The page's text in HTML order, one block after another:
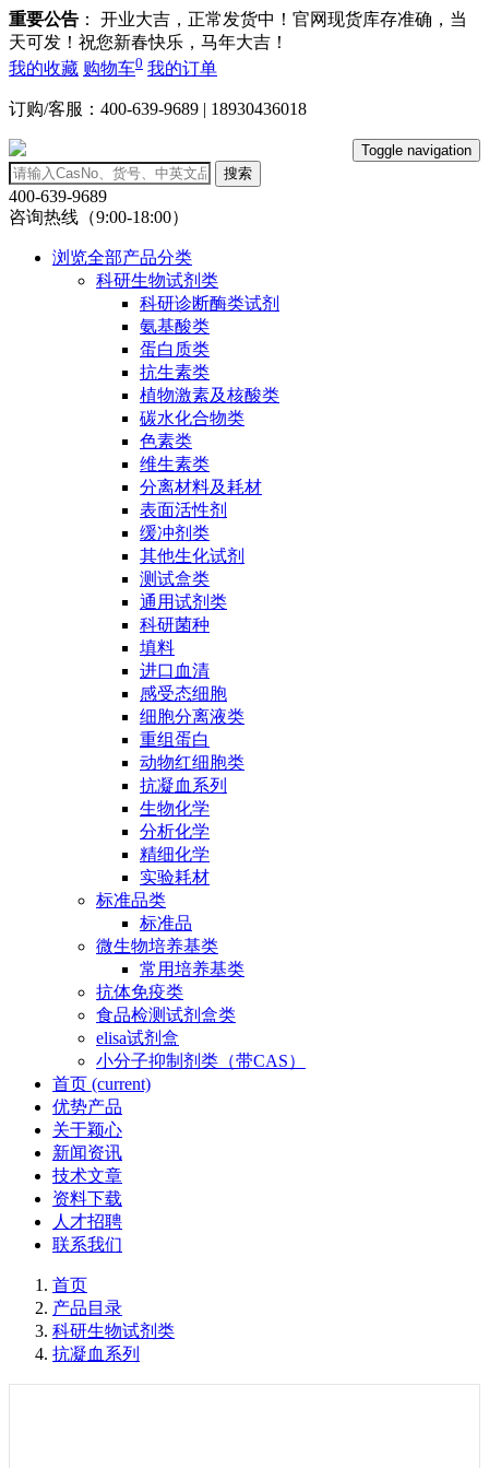
重要公告 ： 开业大吉，正常发货中！官网现货库存准确，当
天可发！祝您新春快乐，马年大吉！
我的收藏 购物车0 我的订单
订购/客服：400-639-9689 | 18930436018
Toggle navigation
搜索
400-639-9689
咨询热线（9:00-18:00）
浏览全部产品分类
科研生物试剂类
科研诊断酶类试剂
氨基酸类
蛋白质类
抗生素类
植物激素及核酸类
碳水化合物类
色素类
维生素类
分离材料及耗材
表面活性剂
缓冲剂类
其他生化试剂
测试盒类
通用试剂类
科研菌种
填料
进口血清
感受态细胞
细胞分离液类
重组蛋白
动物红细胞类
抗凝血系列
生物化学
分析化学
精细化学
实验耗材
标准品类
标准品
微生物培养基类
常用培养基类
抗体免疫类
食品检测试剂盒类
elisa试剂盒
小分子抑制剂类（带CAS）
首页 (current)
优势产品
关于颖心
新闻资讯
技术文章
资料下载
人才招聘
联系我们
首页
产品目录
科研生物试剂类
抗凝血系列